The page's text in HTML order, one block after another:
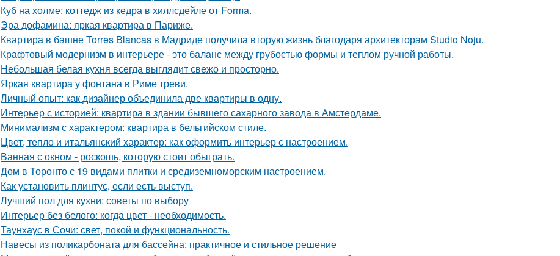
Куб на холме: коттедж из кедра в хиллсдейле от Forma.
Эра дофамина: яркая квартира в Париже.
Квартира в башне Torres Blancas в Мадриде получила вторую жизнь благодаря архитекторам Studio Noju.
Крафтовый модернизм в интерьере - это баланс между грубостью формы и теплом ручной работы.
Небольшая белая кухня всегда выглядит свежо и просторно.
Яркая квартира у фонтана в Риме треви.
Личный опыт: как дизайнер объединила две квартиры в одну.
Интерьер с историей: квартира в здании бывшего сахарного завода в Амстердаме.
Минимализм с характером: квартира в бельгийском стиле.
Цвет, тепло и итальянский характер: как оформить интерьер с настроением.
Ванная с окном - роскошь, которую стоит обыграть.
Дом в Торонто с 19 видами плитки и средиземноморским настроением.
Как установить плинтус, если есть выступ.
Лучший пол для кухни: советы по выбору
Интерьер без белого: когда цвет - необходимость.
Таунхаус в Сочи: свет, покой и функциональность.
Навесы из поликарбоната для бассейна: практичное и стильное решение